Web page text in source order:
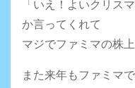
「いえ！よいクリス
か言ってくれて
マジでファミマの株上
また来年もファミマ